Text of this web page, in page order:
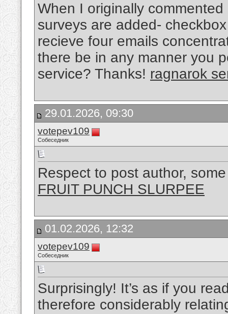
When I originally
surveys are added-
recieve four emails
there be in any manner you
service? Thanks! ragnarok
29.01.2026, 09:30
votepev109
Собеседник
Respect to post author,
FRUIT PUNCH SLURPEE
01.02.2026, 12:32
votepev109
Собеседник
Surprisingly! It’s as if you
therefore considerably